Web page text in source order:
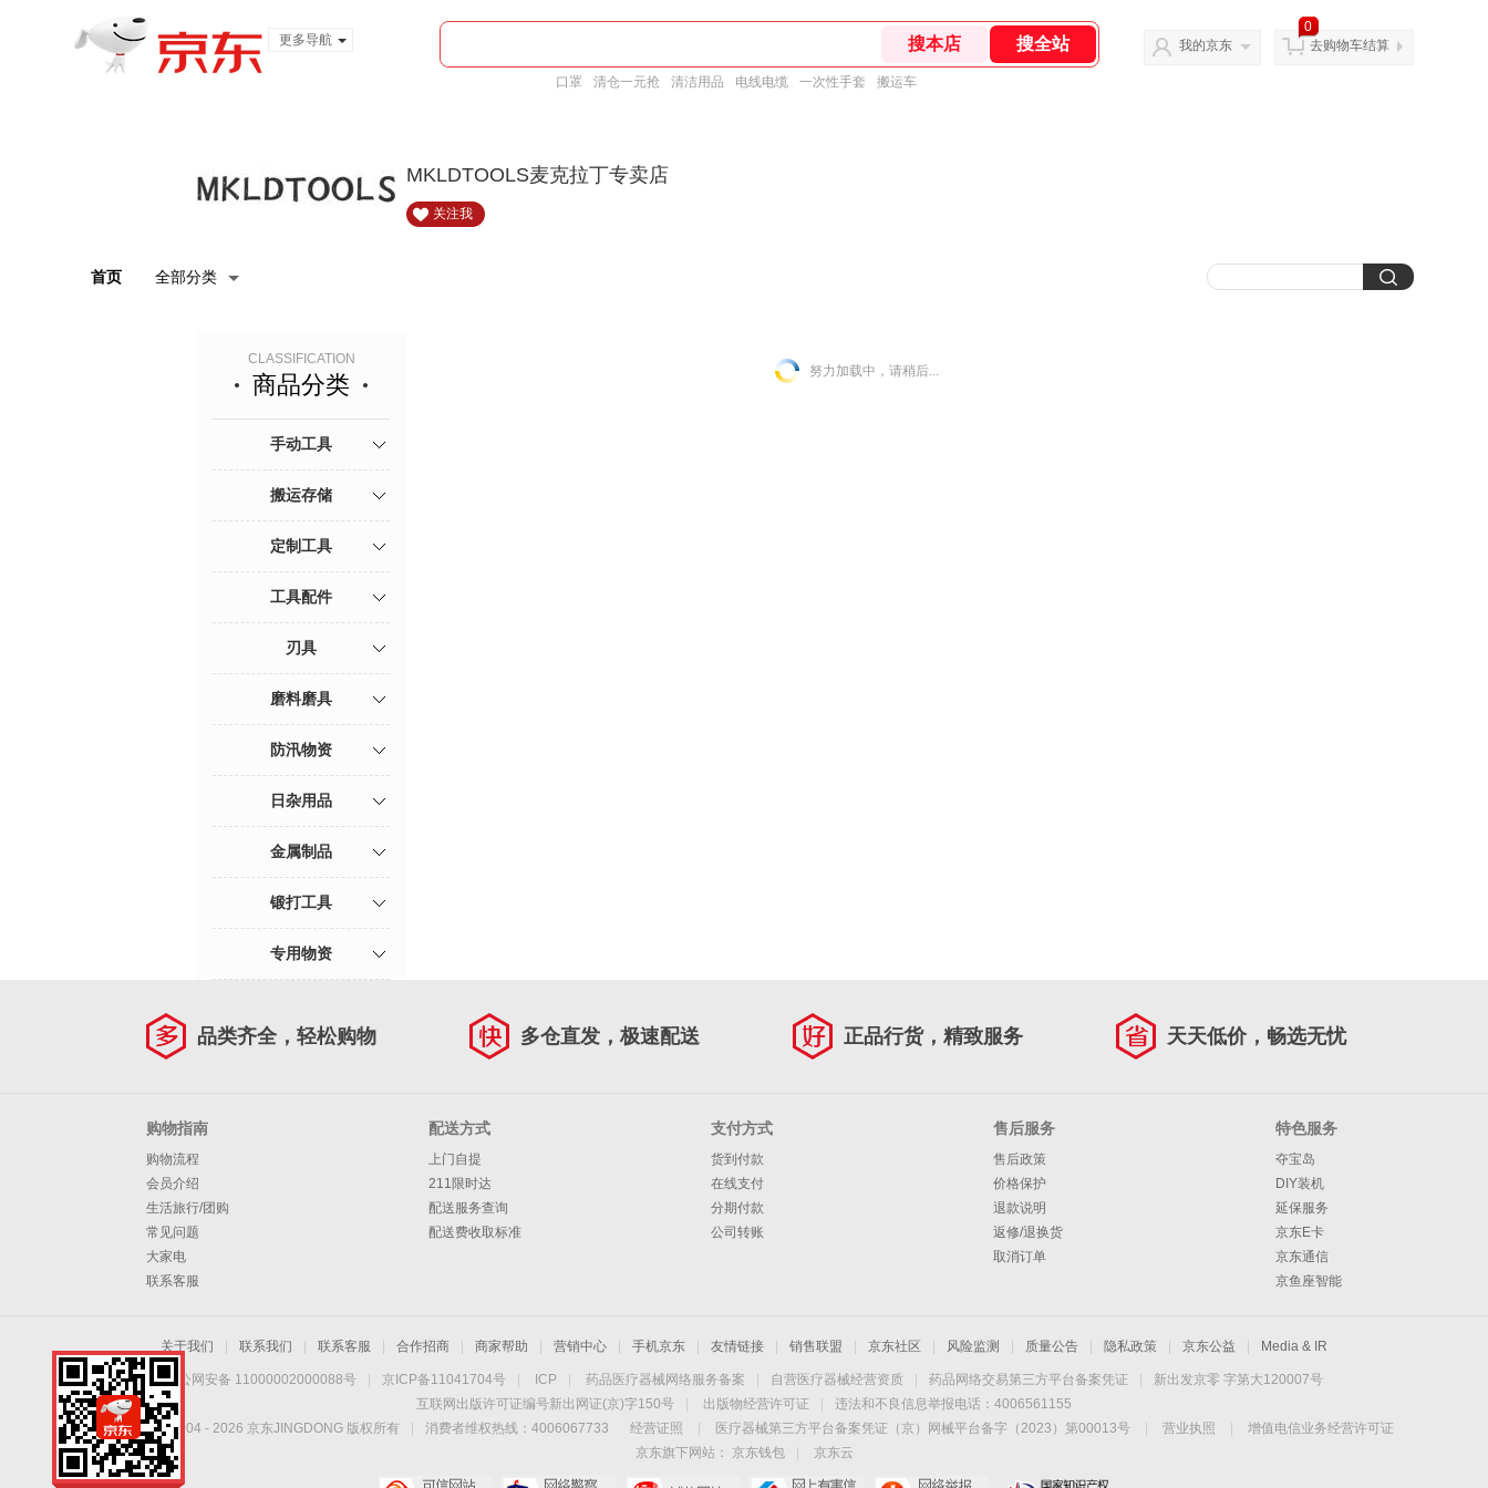
更多导航
口罩 清仓一元抢 清洁用品 电线电缆 一次性手套 搬运车
我的京东
0
去购物车结算
MKLDTOOLS麦克拉丁专卖店
关注我
首页 全部分类
CLASSIFICATION
商品分类
手动工具
搬运存储
定制工具
工具配件
刃具
磨料磨具
防汛物资
日杂用品
金属制品
锻打工具
专用物资
努力加载中，请稍后...
品类齐全，轻松购物 多仓直发，极速配送 正品行货，精致服务 天天低价，畅选无忧
购物指南
购物流程
会员介绍
生活旅行/团购
常见问题
大家电
联系客服
配送方式
上门自提
211限时达
配送服务查询
配送费收取标准
支付方式
货到付款
在线支付
分期付款
公司转账
售后服务
售后政策
价格保护
退款说明
返修/退换货
取消订单
特色服务
夺宝岛
DIY装机
延保服务
京东E卡
京东通信
京鱼座智能
关于我们 联系我们 联系客服 合作招商 商家帮助 营销中心 手机京东 友情链接 销售联盟 京东社区 风险监测 质量公告 隐私政策 京东公益 Media & IR
京公网安备 11000002000088号 京ICP备11041704号 ICP 药品医疗器械网络服务备案 自营医疗器械经营资质 药品网络交易第三方平台备案凭证
新出发京零 字第大120007号
互联网出版许可证编号新出网证(京)字150号
出版物经营许可证
违法和不良信息举报电话：4006561155
Copyright © 2004 - 2026 京东JINGDONG 版权所有 消费者维权热线：4006067733 经营证照 医疗器械第三方平台备案凭证（京）网械平台备字（2023）第00013号 营业执照
增值电信业务经营许可证
京东旗下网站：
京东钱包
京东云
手机扫一扫，劲爆优